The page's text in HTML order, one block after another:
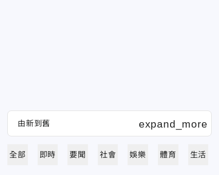
全部 即時 要聞 社會 娛樂 體育 生活